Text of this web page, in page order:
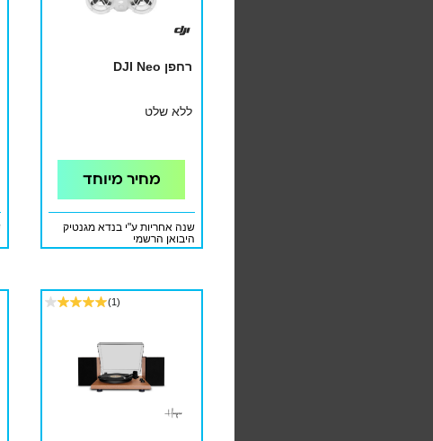
רחפן DJI Neo
ללא שלט
מחיר מיוחד
שנה אחריות ע"י בנדא מגנטיק
היבואן הרשמי
(1)